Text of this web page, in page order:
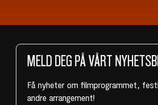
MELD DEG PÅ VÅRT
Få nyheter om filmprogrammet,
andre arrangement!